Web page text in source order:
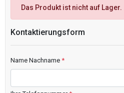
Das Produkt ist nicht auf Lager.
Kontaktierungsform
Name Nachname *